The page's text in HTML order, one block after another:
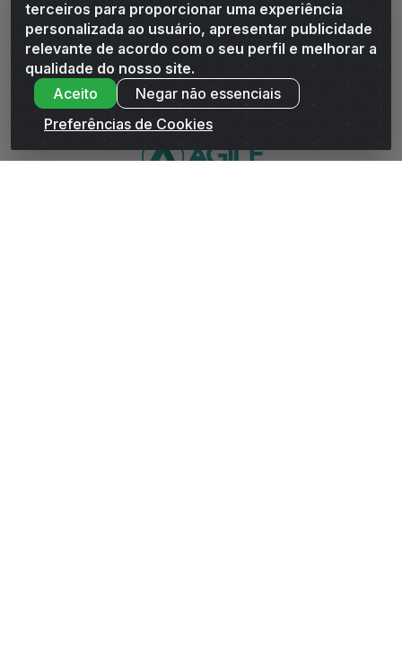
terceiros para proporcionar uma experiência
personalizada ao usuário, apresentar publicidade
relevante de acordo com o seu perfil e melhorar a
qualidade do nosso site.
Aceito
Negar não essenciais
Preferências de Cookies
Andrade Distribuidor - ROD AL 110, n° 1401 - Sitio Moco,
Arapiraca/AL - CEP 57319-300 - CNPJ 10.667.481/0001-47